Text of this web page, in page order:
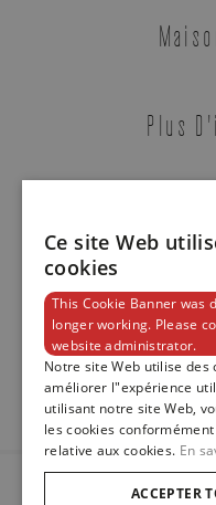
REF. PAM01157
Boutique
ADRESSE E-
Plus
Ce site Web
cookies
This Cookie Banner was
longer working. Please
website administrator.
Notre site Web utilise des
améliorer l"expérience
utilisant notre site Web,
les cookies
relative aux cookies. En
ACCEPTER